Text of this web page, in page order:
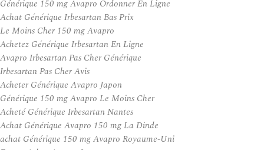
Générique 150 mg Avapro Ordonner En Ligne
Achat Générique Irbesartan Bas Prix
Le Moins Cher 150 mg Avapro
Achetez Générique Irbesartan En Ligne
Avapro Irbesartan Pas Cher Générique
Irbesartan Pas Cher Avis
Acheter Générique Avapro Japon
Générique 150 mg Avapro Le Moins Cher
Acheté Générique Irbesartan Nantes
Achat Générique Avapro 150 mg La Dinde
achat Générique 150 mg Avapro Royaume-Uni